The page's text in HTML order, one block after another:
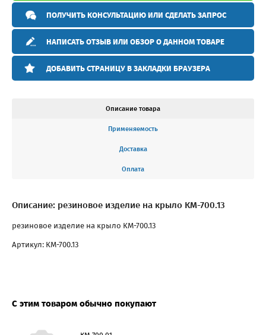
ПОЛУЧИТЬ КОНСУЛЬТАЦИЮ ИЛИ СДЕЛАТЬ ЗАПРОС
НАПИСАТЬ ОТЗЫВ ИЛИ ОБЗОР О ДАННОМ ТОВАРЕ
ДОБАВИТЬ СТРАНИЦУ В ЗАКЛАДКИ БРАУЗЕРА
Описание товара
Применяемость
Доставка
Оплата
Описание: резиновое изделие на крыло КМ-700.13
резиновое изделие на крыло КМ-700.13
Артикул: КМ-700.13
С этим товаром обычно покупают